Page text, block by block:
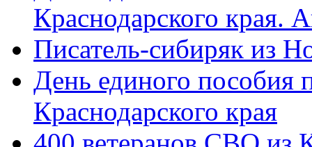
Краснодарского края.
Писатель-сибиряк из
День единого пособия
Краснодарского края